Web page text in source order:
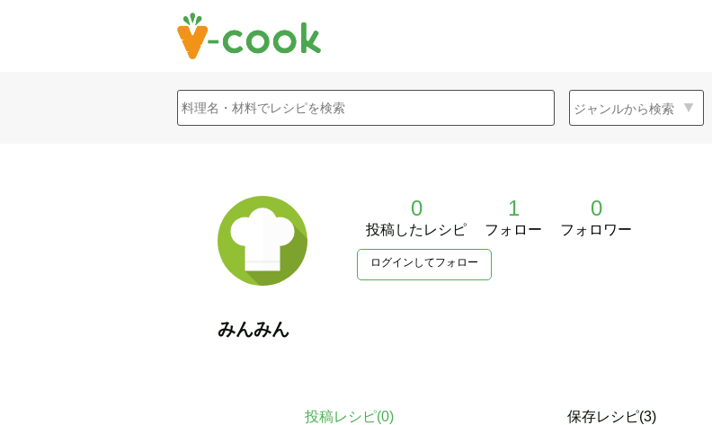
0
投稿したレシピ
1
フォロー
0
フォロワー
ログインしてフォロー
みんみん
投稿レシピ(0) 保存レシピ(3)